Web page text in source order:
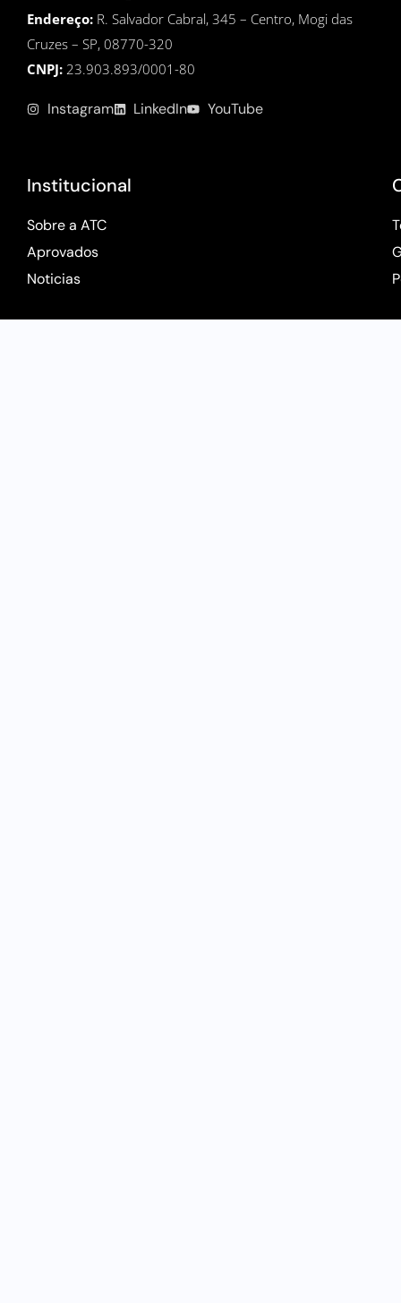
Endereço: R. Salvador Cabral, 345 – Centro, Mogi das
Cruzes – SP, 08770-320
CNPJ: 23.903.893/0001-80
Instagram LinkedIn YouTube
Institucional
Sobre a ATC
Aprovados
Noticias